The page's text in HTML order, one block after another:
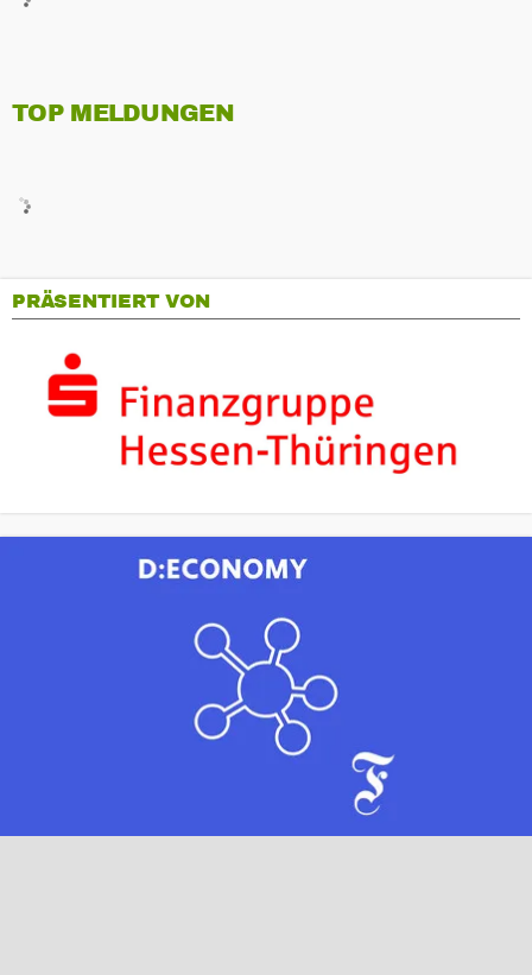
TOP MELDUNGEN
PRÄSENTIERT VON